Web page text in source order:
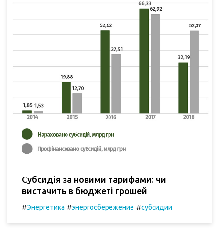
Субсидія за новими тарифами: чи
вистачить в бюджеті грошей
#Энергетика #энергосбережение #субсидии